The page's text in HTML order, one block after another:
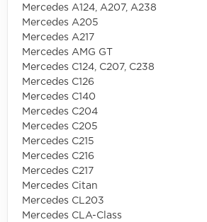
Mercedes A124, A207, A238
Mercedes A205
Mercedes A217
Mercedes AMG GT
Mercedes C124, C207, C238
Mercedes C126
Mercedes C140
Mercedes C204
Mercedes C205
Mercedes C215
Mercedes C216
Mercedes C217
Mercedes Citan
Mercedes CL203
Mercedes CLA-Class